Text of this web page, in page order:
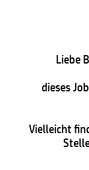
Liebe
dieses
Vielleicht